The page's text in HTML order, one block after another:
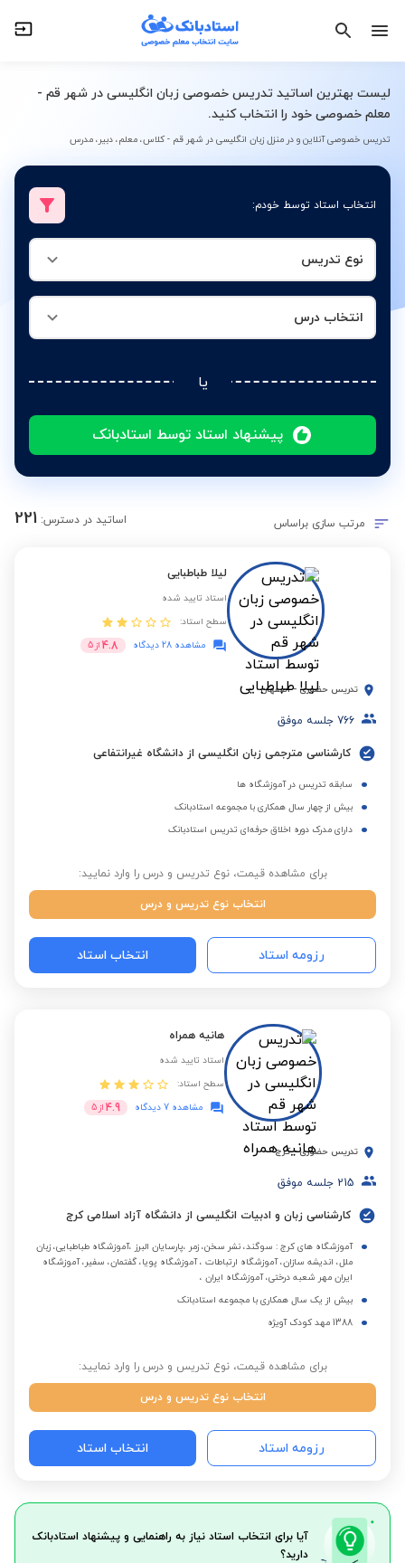
لیست بهترین اساتید تدریس خصوصی زبان انگلیسی در شهر قم -
معلم خصوصی خود را انتخاب کنید.
تدریس خصوصی آنلاین و در منزل زبان انگلیسی در شهر قم - کلاس، معلم، دبیر، مدرس
انتخاب استاد توسط خودم:
نوع تدریس
انتخاب درس
یا
پیشنهاد استاد توسط استادبانک
انتخاب درس
مرتب سازی براساس اساتید در دسترس: 221
لیلا طباطبایی
استاد تایید شده
سطح استاد:
مشاهده 28 دیدگاه
4.8 از 5
تدریس حضوری - اصفهان
766 جلسه موفق
کارشناسی مترجمی زبان انگلیسی از دانشگاه غیرانتفاعی
سابقه تدریس در آموزشگاه ها
بیش از چهار سال همکاری با مجموعه استادبانک
دارای مدرک دوره اخلاق حرفه‌ای تدریس استادبانک
برای مشاهده قیمت، نوع تدریس و درس را وارد نمایید:
انتخاب نوع تدریس و درس
رزومه استاد انتخاب استاد
هانیه همراه
استاد تایید شده
سطح استاد:
مشاهده 7 دیدگاه
4.9 از 5
تدریس حضوری - کرج
215 جلسه موفق
کارشناسی زبان و ادبیات انگلیسی از دانشگاه آزاد اسلامی کرج
آموزشگاه های کرج : سوگند، نشر سخن، زمر ،پارسایان البرز ،آموزشگاه طباطبایی، زبان
ملل، اندیشه سازان، آموزشگاه ارتباطات ، آموزشگاه پویا، گفتمان، سفیر، آموزشگاه
ایران مهر شعبه درختی، آموزشگاه ایران ،
بیش از یک سال همکاری با مجموعه استادبانک
1388 مهد کودک آویژه
برای مشاهده قیمت، نوع تدریس و درس را وارد نمایید:
انتخاب نوع تدریس و درس
رزومه استاد انتخاب استاد
آیا برای انتخاب استاد نیاز به راهنمایی و پیشنهاد استادبانک
دارید؟